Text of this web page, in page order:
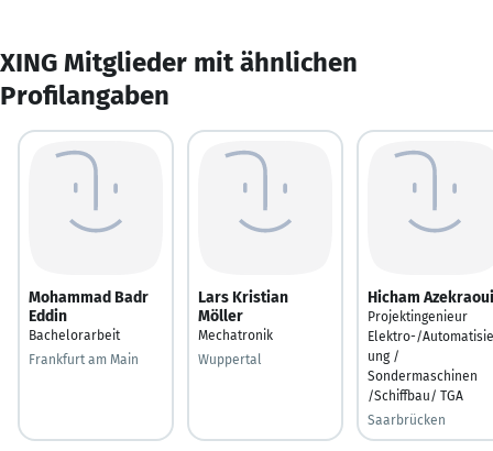
XING Mitglieder mit ähnlichen
Profilangaben
Mohammad Badr
Eddin
Bachelorarbeit
Frankfurt am Main
Lars Kristian
Möller
Mechatronik
Wuppertal
Hicham Azekraoui
Projektingenieur
Elektro-/
ung /
Sondermaschinen
/Schiffbau/ TGA
Saarbrücken